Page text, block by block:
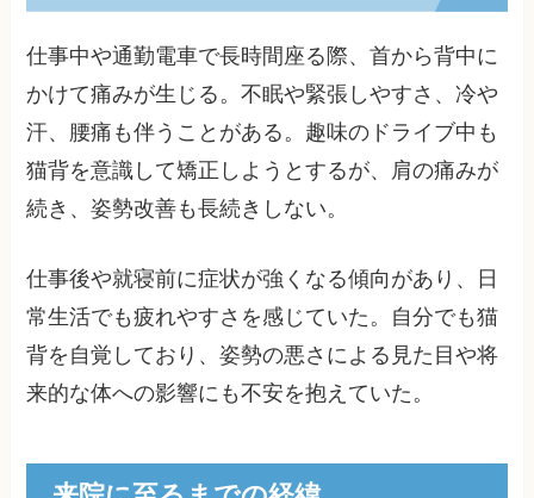
仕事中や通勤電車で長時間座る際、首から背中に
かけて痛みが生じる。不眠や緊張しやすさ、冷や
汗、腰痛も伴うことがある。趣味のドライブ中も
猫背を意識して矯正しようとするが、肩の痛みが
続き、姿勢改善も長続きしない。
仕事後や就寝前に症状が強くなる傾向があり、日
常生活でも疲れやすさを感じていた。自分でも猫
背を自覚しており、姿勢の悪さによる見た目や将
来的な体への影響にも不安を抱えていた。